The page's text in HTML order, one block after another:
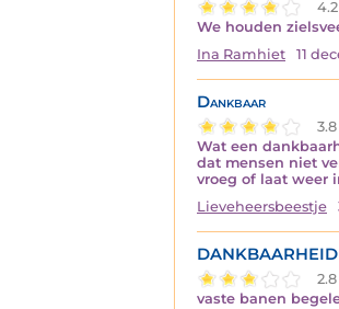
We houden
Ina Ramhiet
11
Dankbaar
Wat een
dat mensen niet
vroeg of laat weer
Lieveheersbeestje
DANKBAARHEID
vaste banen